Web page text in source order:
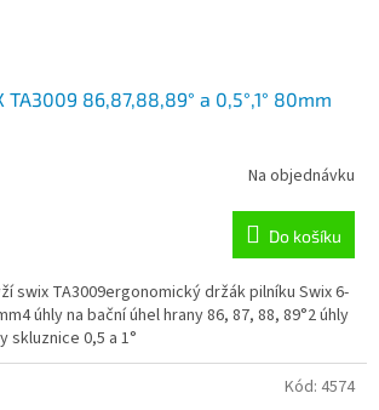
TA3009 86,87,88,89° a 0,5°,1° 80mm
Na objednávku
Do košíku
swix TA3009ergonomický držák pilníku Swix 6-
úhly na bační úhel hrany 86, 87, 88, 89°2 úhly
skluznice 0,5 a 1°
Kód: 4574